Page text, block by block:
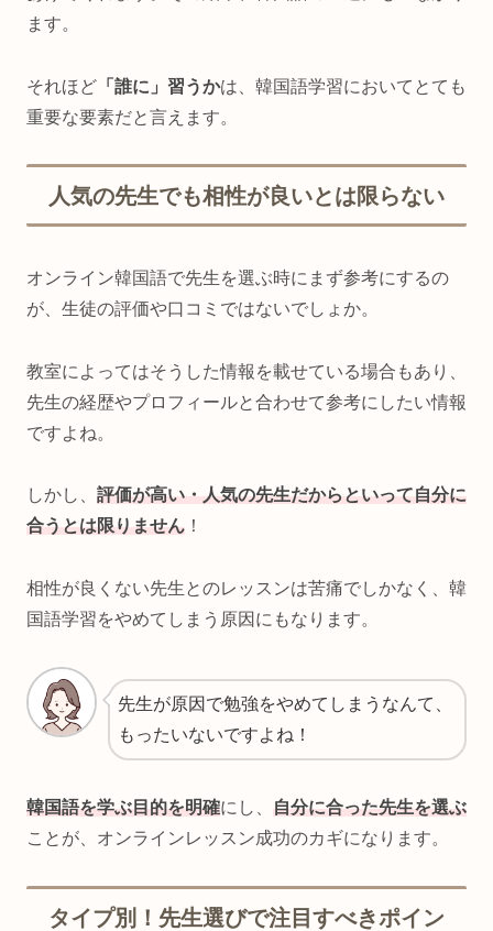
ます。
それほど 「誰に」習うかは、韓国語学習においてとても
重要な要素だと言えます。
人気の先生でも相性が良いとは限らない
オンライン韓国語で先生を選ぶ時にまず参考にするの
が、生徒の評価や口コミではないでしょか。
教室によってはそうした情報を載せている場合もあり、
先生の経歴やプロフィールと合わせて参考にしたい情報
ですよね。
しかし、 評価が高い・人気の先生だからといって自分に
合うとは限りません ！
相性が良くない先生とのレッスンは苦痛でしかなく、韓
国語学習をやめてしまう原因にもなります。
先生が原因で勉強をやめてしまうなんて、
もったいないですよね！
韓国語を学ぶ目的を明確にし、 自分に合った先生を選ぶ
ことが、オンラインレッスン成功のカギになります。
タイプ別！先生選びで注目すべきポイン